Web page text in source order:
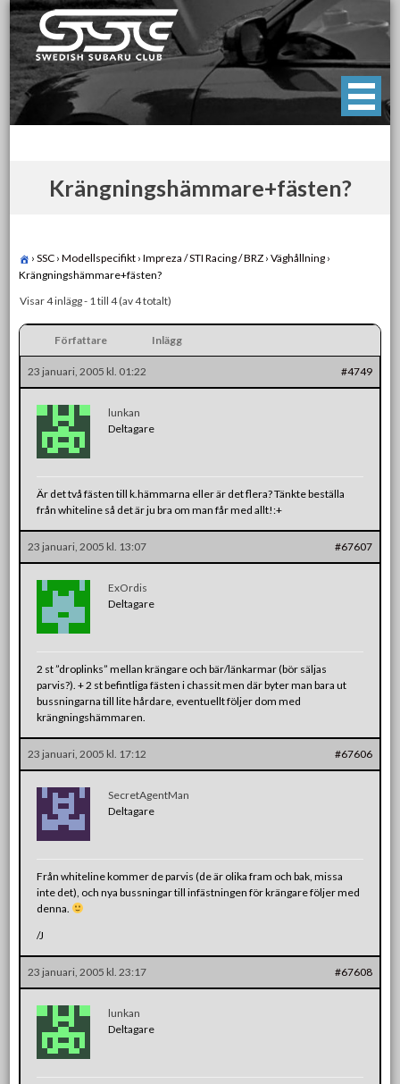
Skip
to
content
Swedish Subaru Club
För oss som älskar Subaru!
Krängningshämmare+fästen?
› SSC › Modellspecifikt › Impreza / STI Racing / BRZ › Väghållning ›
Krängningshämmare+fästen?
Visar 4 inlägg - 1 till 4 (av 4 totalt)
Författare Inlägg
23 januari, 2005 kl. 01:22 #4749
lunkan
Deltagare
Är det två fästen till k.hämmarna eller är det flera? Tänkte beställa
från whiteline så det är ju bra om man får med allt!:+
23 januari, 2005 kl. 13:07 #67607
ExOrdis
Deltagare
2 st ”droplinks” mellan krängare och bär/länkarmar (bör säljas
parvis?). + 2 st befintliga fästen i chassit men där byter man bara ut
bussningarna till lite hårdare, eventuellt följer dom med
krängningshämmaren.
23 januari, 2005 kl. 17:12 #67606
SecretAgentMan
Deltagare
Från whiteline kommer de parvis (de är olika fram och bak, missa
inte det), och nya bussningar till infästningen för krängare följer med
denna.
/J
23 januari, 2005 kl. 23:17 #67608
lunkan
Deltagare